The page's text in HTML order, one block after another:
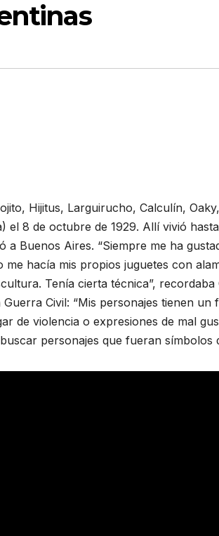
Hijitus, Larguirucho, Calculín,
el 8 de octubre de 1929. Allí vivió
a Buenos Aires. “Siempre me ha
hacía mis propios juguetes con
Tenía cierta técnica”,
Civil: “Mis personajes tienen un
de violencia o expresiones de mal
personajes que fueran símbolos